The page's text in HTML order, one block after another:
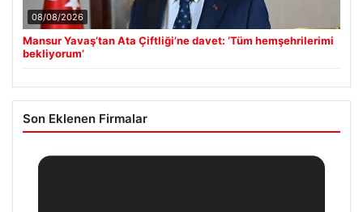
08/08/2026
Mansur Yavaş’tan Ata Çiftliği’ne davet: ‘Tüm hemşehrilerimi
bekliyorum’
Son Eklenen Firmalar